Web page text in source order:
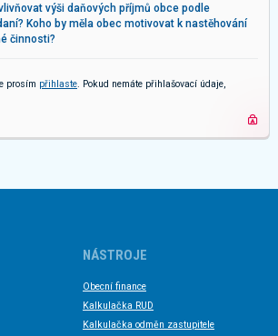
výši daňových příjmů obce podle
Koho by měla obec motivovat k nastěhování
činnosti?
prosím přihlaste . Pokud nemáte přihlašovací údaje,
NÁSTROJE
Obecní finance
Kalkulačka RUD
Kalkulačka odměn zastupitele